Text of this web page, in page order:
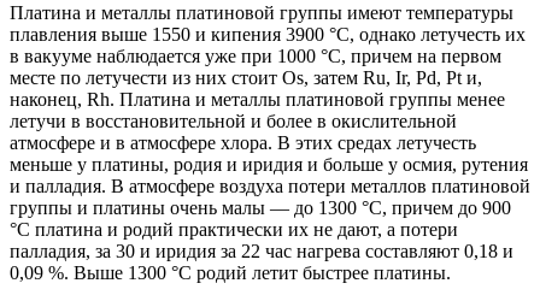
Платина и металлы платиновой группы имеют температуры
плавления выше 1550 и кипения 3900 °С, однако летучесть их
в вакууме наблюдается уже при 1000 °С, причем на первом
месте по летучести из них стоит Оs, затем Ru, Ir, Pd, Pt и,
наконец, Rh. Платина и металлы платиновой группы менее
летучи в восстановительной и более в окислительной
атмосфере и в атмосфере хлора. В этих средах летучесть
меньше у платины, родия и иридия и больше у осмия, рутения
и палладия. В атмосфере воздуха потери металлов платиновой
группы и платины очень малы — до 1300 °С, причем до 900
°С платина и родий практически их не дают, а потери
палладия, за 30 и иридия за 22 час нагрева составляют 0,18 и
0,09 %. Выше 1300 °С родий летит быстрее платины.